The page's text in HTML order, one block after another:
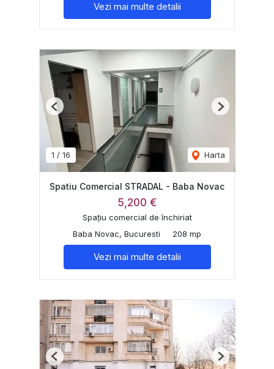
Vezi mai multe detalii
1 / 16 Harta
Previous Next
Spatiu Comercial STRADAL - Baba Novac
5,200 €
Spațiu comercial de închiriat
Baba Novac, Bucuresti
208 mp
Vezi mai multe detalii
Previous Next